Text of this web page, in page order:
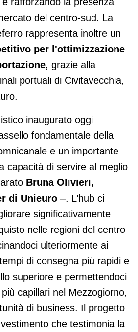
del centro-sud. La
rappresenta inoltre un
per l'ottimizzazione
, grazie alla
portuali di Civitavecchia,
inaugurato oggi
fondamentale della
e un importante
capacità di servire al meglio
Bruna Olivieri,
di Unieuro –. L’hub ci
significativamente
nelle regioni del centro
ulteriormente ai
di consegna più rapidi e
superiore e permettendoci
capillari nel Mezzogiorno,
di business. Il progetto
che testimonia la